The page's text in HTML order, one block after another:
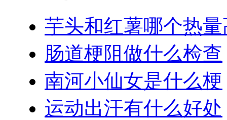
芋头和红薯哪个热量
肠道梗阻做什么检查
南河小仙女是什么梗
运动出汗有什么好处